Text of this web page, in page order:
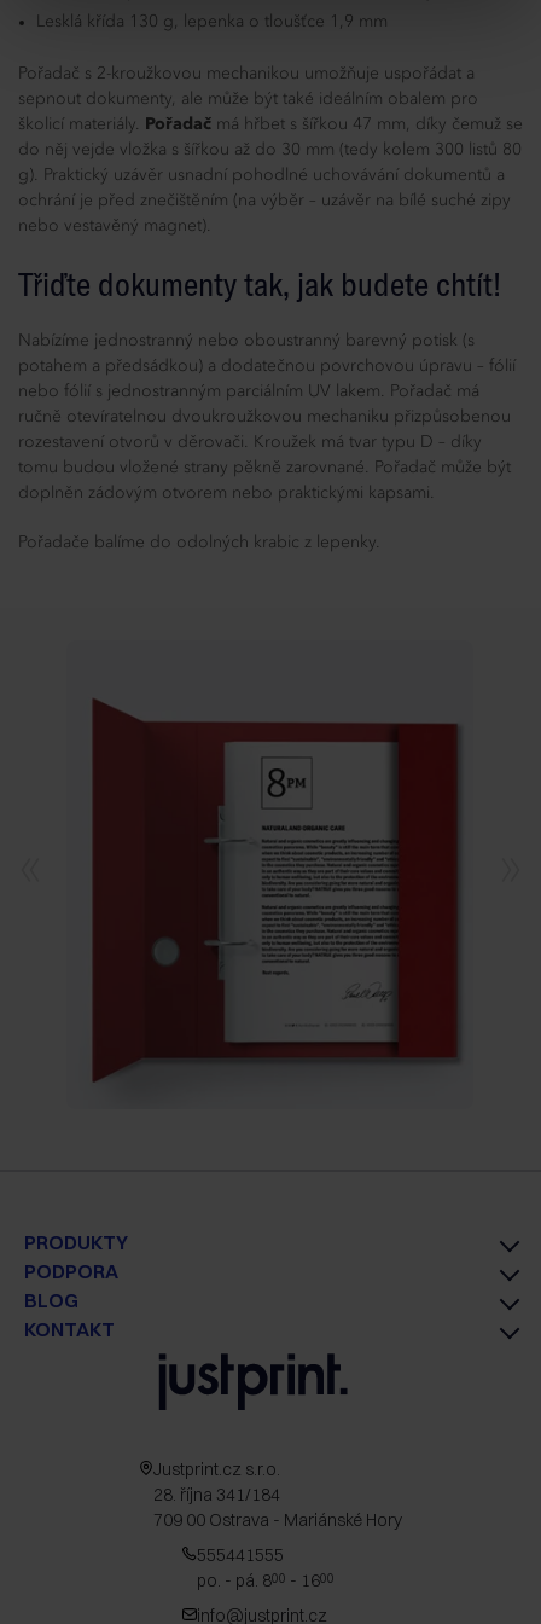
Lesklá křída 130 g, lepenka o tloušťce 1,9 mm
Pořadač s 2-kroužkovou mechanikou umožňuje uspořádat a
sepnout dokumenty, ale může být také ideálním obalem pro
školicí materiály.
Pořadač má hřbet s šířkou 47 mm, díky čemuž se
do něj vejde vložka s šířkou až do 30 mm (tedy kolem 300 listů 80
g). Praktický uzávěr usnadní pohodlné uchovávání dokumentů a
ochrání je před znečištěním (na výběr – uzávěr na bílé suché zipy
nebo vestavěný magnet).
Třiďte dokumenty tak, jak budete chtít!
Nabízíme jednostranný nebo oboustranný barevný potisk (s
potahem a předsádkou) a dodatečnou povrchovou úpravu – fólií
nebo fólií s jednostranným parciálním UV lakem. Pořadač má
ručně otevíratelnou dvoukroužkovou mechaniku přizpůsobenou
rozestavení otvorů v děrovači. Kroužek má tvar typu D – díky
tomu budou vložené strany pěkně zarovnané. Pořadač může být
doplněn zádovým otvorem nebo praktickými kapsami.
Pořadače balíme do odolných krabic z lepenky.
PRODUKTY
PODPORA
BLOG
KONTAKT
Justprint.cz s.r.o.
28. října 341/184
709 00 Ostrava - Mariánské Hory
555441555
po. - pá. 800 - 1600
info@justprint.cz